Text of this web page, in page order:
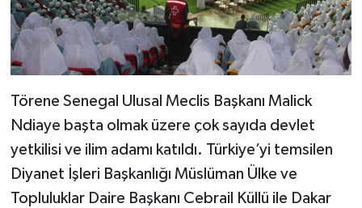
Törene Senegal Ulusal Meclis Başkanı Malick
Ndiaye başta olmak üzere çok sayıda devlet
yetkilisi ve ilim adamı katıldı. Türkiye’yi temsilen
Diyanet İşleri Başkanlığı Müslüman Ülke ve
Topluluklar Daire Başkanı Cebrail Küllü ile Dakar
Çankırı Müftülüğü
Çorum Müftülüğü
Diyarbakır Müftülüğü
Düzce Müftülüğü
Bilim, Teknoloji
Biyografiler
İhtida Haberleri
YAŞAM